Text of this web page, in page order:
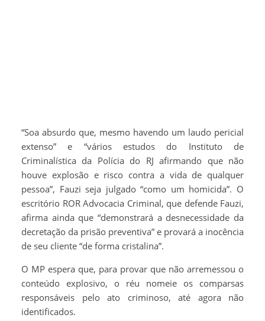
“Soa absurdo que, mesmo havendo um laudo pericial
extenso” e “vários estudos do Instituto de
Criminalística da Polícia do RJ afirmando que não
houve explosão e risco contra a vida de qualquer
pessoa”, Fauzi seja julgado “como um homicida”. O
escritório ROR Advocacia Criminal, que defende Fauzi,
afirma ainda que “demonstrará a desnecessidade da
decretação da prisão preventiva” e provará a inocência
de seu cliente “de forma cristalina”.
O MP espera que, para provar que não arremessou o
conteúdo explosivo, o réu nomeie os comparsas
responsáveis pelo ato criminoso, até agora não
identificados.